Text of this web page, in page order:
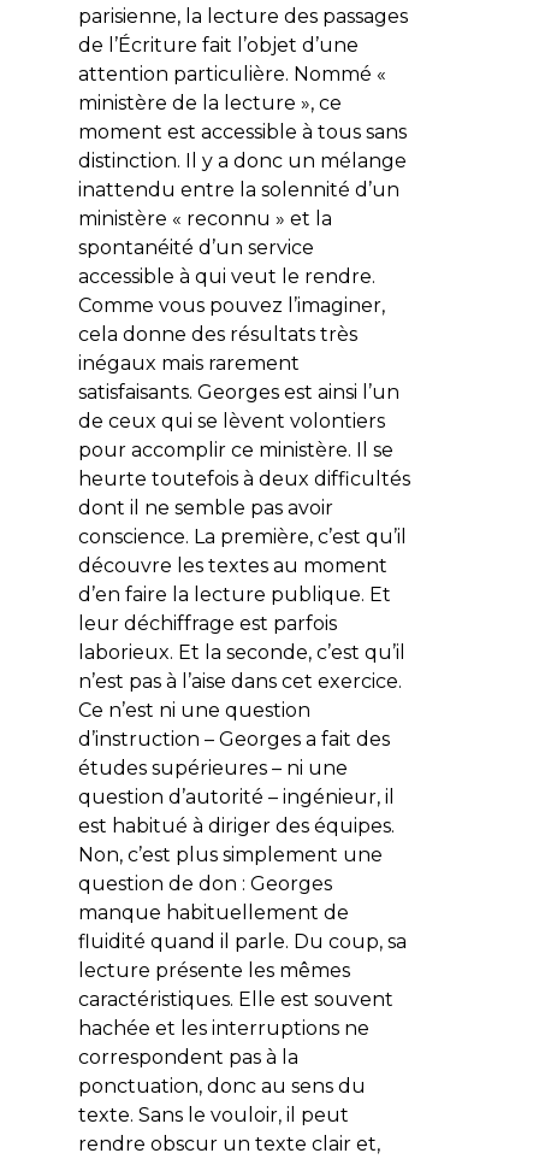
parisienne, la lecture des passages
de l’Écriture fait l’objet d’une
attention particulière. Nommé «
ministère de la lecture », ce
moment est accessible à tous sans
distinction. Il y a donc un mélange
inattendu entre la solennité d’un
ministère « reconnu » et la
spontanéité d’un service
accessible à qui veut le rendre.
Comme vous pouvez l’imaginer,
cela donne des résultats très
inégaux mais rarement
satisfaisants. Georges est ainsi l’un
de ceux qui se lèvent volontiers
pour accomplir ce ministère. Il se
heurte toutefois à deux difficultés
dont il ne semble pas avoir
conscience. La première, c’est qu’il
découvre les textes au moment
d’en faire la lecture publique. Et
leur déchiffrage est parfois
laborieux. Et la seconde, c’est qu’il
n’est pas à l’aise dans cet exercice.
Ce n’est ni une question
d’instruction – Georges a fait des
études supérieures – ni une
question d’autorité – ingénieur, il
est habitué à diriger des équipes.
Non, c’est plus simplement une
question de don : Georges
manque habituellement de
fluidité quand il parle. Du coup, sa
lecture présente les mêmes
caractéristiques. Elle est souvent
hachée et les interruptions ne
correspondent pas à la
ponctuation, donc au sens du
texte. Sans le vouloir, il peut
rendre obscur un texte clair et,